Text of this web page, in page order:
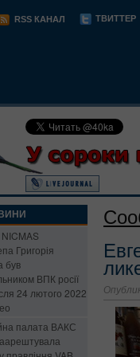
RSS КАНАЛ ТВИТТЕР
Григорія
був
ВПК росії
24 лютого 2022
палата ВАКС